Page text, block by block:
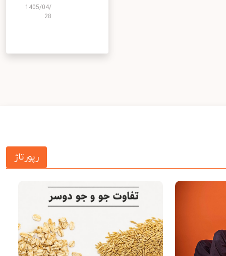
1405/04/
28
رپورتاژ